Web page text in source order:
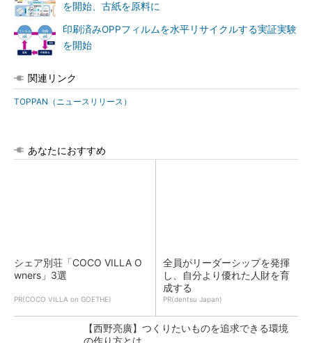
を開始、古紙を原料に
印刷済みOPPフィルムを水平リサイクルする実証実験
を開始
関連リンク
TOPPAN（ニュースリリース）
あなたにおすすめ
シェア別荘「COCO VILLA O
wners」3選
PR(COCO VILLA on GOETHE)
全員がリーダーシップを発揮
し、自分より優れた人財を育
成する
PR(dentsu Japan)
【西野亮廣】つくりたいものを追求できる環境
の作り方とは